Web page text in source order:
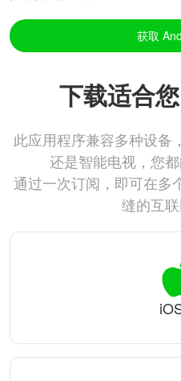
获取
下载适合
此应用程序兼容多种设备
还是智能电视，您都
通过一次订阅，即可在多
缝的互联